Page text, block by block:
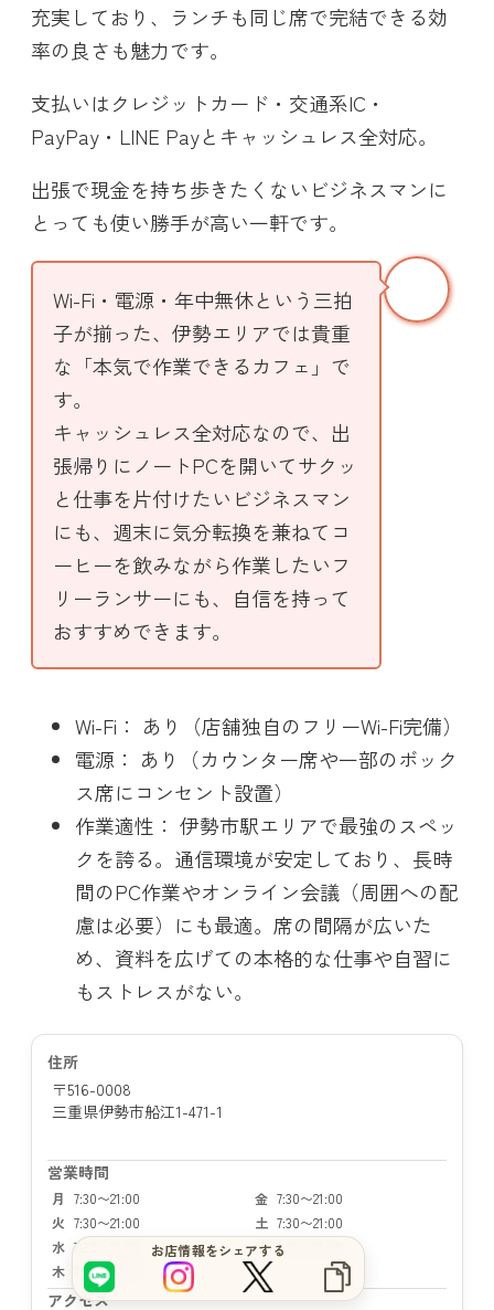
充実しており、ランチも同じ席で完結できる効
率の良さも魅力です。
支払いはクレジットカード・交通系IC・
PayPay・LINE Payとキャッシュレス全対応。
出張で現金を持ち歩きたくないビジネスマンに
とっても使い勝手が高い一軒です。
Wi-Fi・電源・年中無休という三拍
子が揃った、伊勢エリアでは貴重
な「本気で作業できるカフェ」で
す。
キャッシュレス全対応なので、出
張帰りにノートPCを開いてサクッ
と仕事を片付けたいビジネスマン
にも、週末に気分転換を兼ねてコ
ーヒーを飲みながら作業したいフ
リーランサーにも、自信を持って
おすすめできます。
Wi-Fi： あり（店舗独自のフリーWi-Fi完備）
電源： あり（カウンター席や一部のボック
ス席にコンセント設置）
作業適性： 伊勢市駅エリアで最強のスペッ
クを誇る。通信環境が安定しており、長時
間のPC作業やオンライン会議（周囲への配
慮は必要）にも最適。席の間隔が広いた
め、資料を広げての本格的な仕事や自習に
もストレスがない。
住所
〒516-0008
三重県伊勢市船江1-471-1
営業時間
月 7:30〜21:00
火 7:30〜21:00
水 7:30〜21:00
木
7:30〜21:00
金 7:30〜21:00
土 7:30〜21:00
日 7:30〜21:00
アクセス
お店情報をシェアする